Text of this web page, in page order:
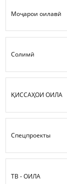
Моҷарои оилавӣ
Солимӣ
ҚИССАҲОИ ОИЛА
Спецпроекты
ТВ - ОИЛА